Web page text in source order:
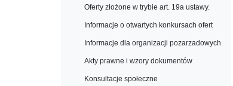
Oferty złożone w trybie art. 19a ustawy.
Informacje o otwartych konkursach ofert
Informacje dla organizacji pozarzadowych
Akty prawne i wzory dokumentów
Konsultacje społeczne